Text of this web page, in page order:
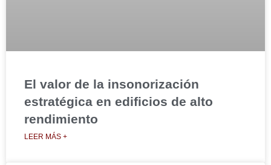
El valor de la insonorización
estratégica en edificios de alto
rendimiento
LEER MÁS +